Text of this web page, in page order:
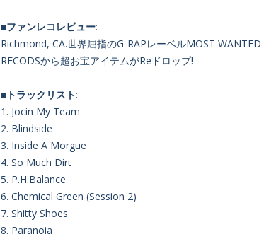
■ファンレコレビュー:
Richmond, CA.世界屈指のG-RAPレーベルMOST WANTED
RECODSから超お宝アイテムがReドロップ!
■トラックリスト:
1. Jocin My Team
2. Blindside
3. Inside A Morgue
4. So Much Dirt
5. P.H.Balance
6. Chemical Green (Session 2)
7. Shitty Shoes
8. Paranoia